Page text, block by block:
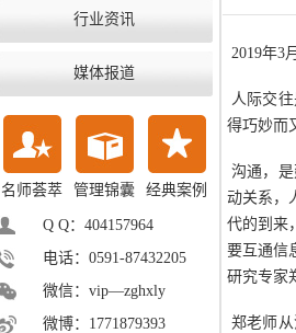
行业资讯
媒体报道
名师荟萃 管理锦囊 经典案例
Q Q：404157964
电话：0591-87432205
微信：vip—zghxly
微博：1771879393
2019年3月
人际交
得巧妙而
沟通，
动关系，
代的到来
要互通信
研究专家
郑老师